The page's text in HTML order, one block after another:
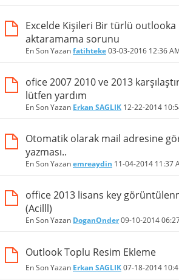
Excelde Kişileri Bir türlü outlooka
aktaramama sorunu
En Son Yazanfatihteke03-03-2016 12:36
ofice 2007 2010 ve 2013
lütfen yardım
En Son Yazan Erkan SAGLIK 12-22-2014
Otomatik olarak mail adresine
yazması..
En Son Yazanemreaydin 11-04-2014 11:37
office 2013 lisans key
(Acilll)
En Son Yazan DoganOnder09-10-2014
Outlook Toplu Resim Ekleme
En Son Yazan Erkan SAGLIK07-18-2014